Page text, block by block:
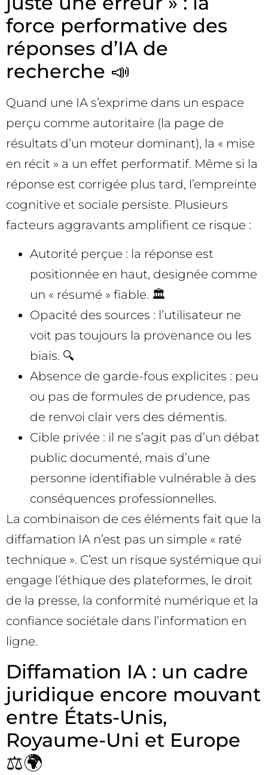
force performative des
réponses d’IA de
recherche 📣
Quand une IA s’exprime dans un espace
perçu comme autoritaire (la page de
résultats d’un moteur dominant), la « mise
en récit » a un effet performatif. Même si la
réponse est corrigée plus tard, l’empreinte
cognitive et sociale persiste. Plusieurs
facteurs aggravants amplifient ce risque :
Autorité perçue : la réponse est
positionnée en haut, designée comme
un « résumé » fiable. 🏛️
Opacité des sources : l’utilisateur ne
voit pas toujours la provenance ou les
biais. 🔍
Absence de garde-fous explicites : peu
ou pas de formules de prudence, pas
de renvoi clair vers des démentis.
Cible privée : il ne s’agit pas d’un débat
public documenté, mais d’une
personne identifiable vulnérable à des
conséquences professionnelles.
La combinaison de ces éléments fait que la
diffamation IA n’est pas un simple « raté
technique ». C’est un risque systémique qui
engage l’éthique des plateformes, le droit
de la presse, la conformité numérique et la
confiance sociétale dans l’information en
ligne.
Diffamation IA : un cadre
juridique encore mouvant
entre États-Unis,
Royaume-Uni et Europe
⚖️🌍